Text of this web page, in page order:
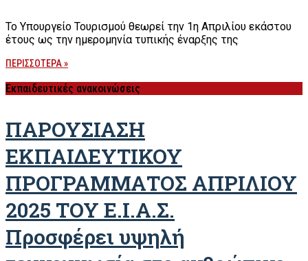
Το Υπουργείο Τουρισμού θεωρεί την 1η Απριλίου εκάστου
έτους ως την ημερομηνία τυπικής έναρξης της
ΠΕΡΙΣΣΟΤΕΡΑ »
Εκπαιδευτικές ανακοινώσεις
ΠΑΡΟΥΣΙΑΣΗ
ΕΚΠΑΙΔΕΥΤΙΚΟΥ
ΠΡΟΓΡΑΜΜΑΤΟΣ ΑΠΡΙΛΙΟΥ
2025 ΤΟΥ Ε.Ι.Α.Σ.
Προσφέρει υψηλή